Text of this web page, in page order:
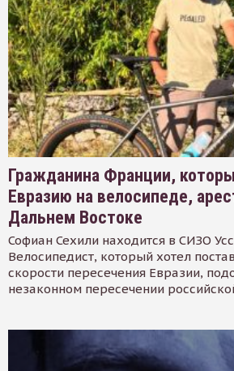
Гражданина Франции,
Евразию на велосипеде,
Дальнем Востоке
Софиан Сехили находится в СИЗО
Велосипедист, который хотел
скорости пересечения Евразии,
незаконном пересечении